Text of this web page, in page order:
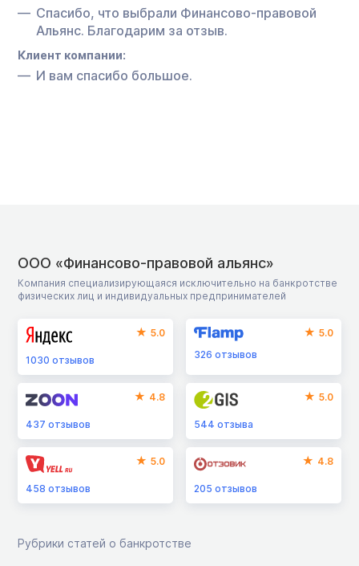
Спасибо, что выбрали Финансово-правовой
Альянс. Благодарим за отзыв.
Клиент компании:
И вам спасибо большое.
ООО «Финансово-правовой альянс»
Компания специализирующаяся исключительно на банкротстве
физических лиц и индивидуальных предпринимателей
5.0
1030 отзывов
5.0
326отзывов
4.8
437 отзывов
5.0
544отзыва
5.0
458 отзывов
4.8
205отзывов
Рубрики статей о банкротстве